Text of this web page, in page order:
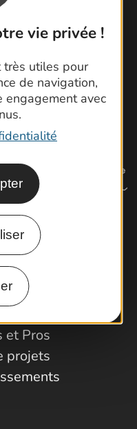
vie privée !
très utiles pour
de navigation,
engagement avec
?
Pro
et Pros
projets